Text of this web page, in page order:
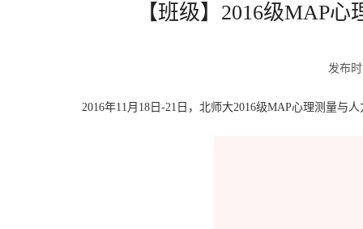
【班级】2016级MAP
发布
2016年11月 18 日 -21 日，北师大2016级MAP心理测量与人